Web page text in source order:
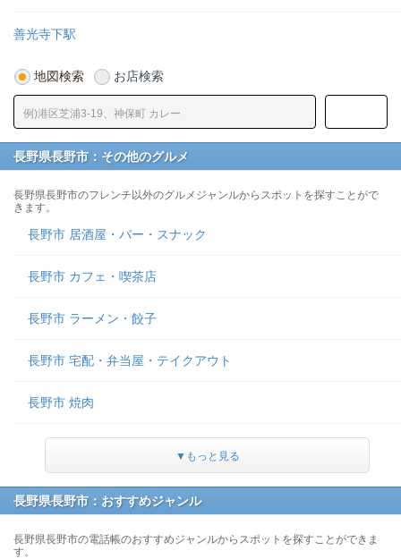
善光寺下駅
地図検索 お店検索
長野県長野市：その他のグルメ
長野県長野市のフレンチ以外のグルメジャンルからスポットを探すことがで
きます。
長野市 居酒屋・バー・スナック
長野市 カフェ・喫茶店
長野市 ラーメン・餃子
長野市 宅配・弁当屋・テイクアウト
長野市 焼肉
▼もっと見る
長野県長野市：おすすめジャンル
長野県長野市の電話帳のおすすめジャンルからスポットを探すことができま
す。